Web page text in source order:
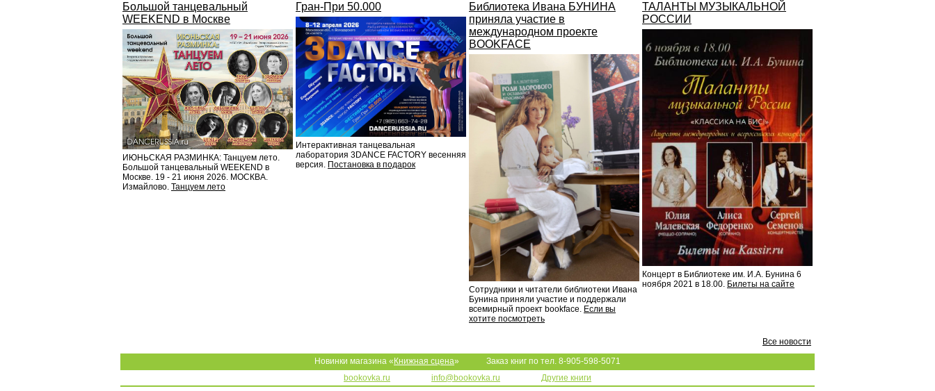
Большой танцевальный
WEEKEND в Москве
ИЮНЬСКАЯ РАЗМИНКА: Танцуем лето.
Большой танцевальный WEEKEND в
Москве. 19 - 21 июня 2026. МОСКВА.
Измайлово. Танцуем лето
Гран-При 50.000
Интерактивная танцевальная
лаборатория 3DANCE FACTORY весенняя
версия. Постановка в подарок
Библиотека Ивана БУНИНА
приняла участие в
международном проекте
BOOKFACE
Сотрудники и читатели библиотеки Ивана
Бунина приняли участие и поддержали
всемирный проект bookface. Если вы
хотите посмотреть
ТАЛАНТЫ МУЗЫКАЛЬНОЙ
РОССИИ
Концерт в Библиотеке им. И.А. Бунина 6
ноября 2021 в 18.00. Билеты на сайте
Все новости
Новинки магазина « Книжная сцена»
Заказ книг по тел. 8-905-598-5071
bookovka.ru
info@bookovka.ru Другие книги